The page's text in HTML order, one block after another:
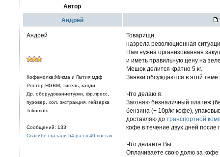
Автор
Aндрей
Андрей
Кофемолка:Микма и Гаггия мдф
Ростер:HGBM, тигель, калди
Др. оборудованиетурки, фр.пресс,
пуровер, хол. экстракция, гейзерка
Tokomoto
Сообщений: 133
Спасибо сказали 54 раз в 40 постах
Товарищи,
назрела революционная
Нам нужна организованная
и иметь правильную цену на
Мешок делится кратно 5 кг.
Заявки обсуждаются в этой теме
Что делаю я:
Загоняю безналичный платеж
бензина (+ 10р/кг кофе),
доставляю до транспортной
кофе в течение двух дней после
Что делаете Вы:
Оплачиваете свою долю за